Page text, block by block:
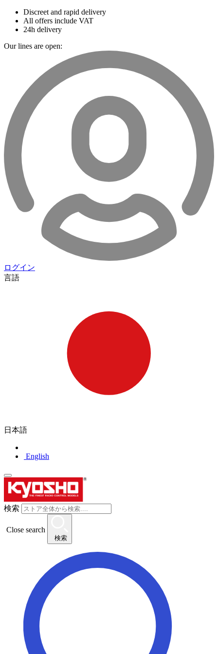
Discreet and rapid delivery
All offers include VAT
24h delivery
Our lines are open:
ログイン
言語
日本語
English
検索
Close search
検索